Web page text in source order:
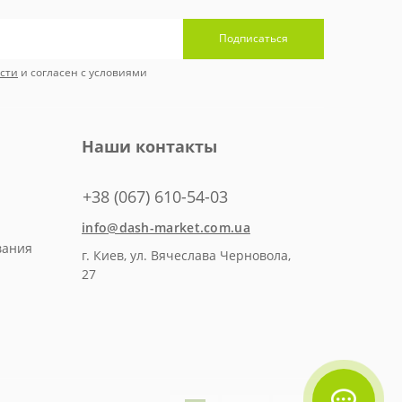
Подписаться
и согласен с условиями
Наши контакты
+38 (067) 610-54-03
info@dash-market.com.ua
г. Киев, ул. Вячеслава Черновола,
27